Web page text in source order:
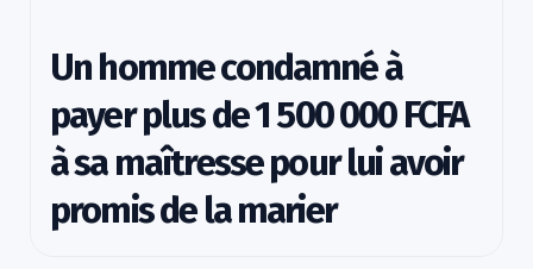
Un homme condamné à
payer plus de 1 500 000 FCFA
à sa maîtresse pour lui avoir
promis de la marier